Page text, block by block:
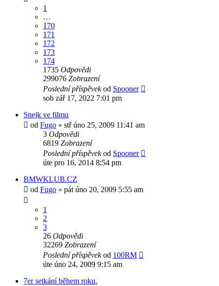
1
…
170
171
172
173
174
1735 Odpovědi
299076 Zobrazení
Poslední příspěvekod Spooner
sob zář 17, 2022 7:01 pm
Snejk ve filmu
od Fugo » stř úno 25, 2009 11:41 am
3 Odpovědi
6819 Zobrazení
Poslední příspěvekod Spooner
úte pro 16, 2014 8:54 pm
BMWKLUB.CZ
od Fugo » pát úno 20, 2009 5:55 am
1
2
3
26 Odpovědi
32269 Zobrazení
Poslední příspěvekod 100RM
úte úno 24, 2009 9:15 am
7er setkání během roku.